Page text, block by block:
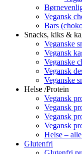
Vegansk
Bars
Snacks, kiks &
Veganske
Vegansk
Veganske
Vegansk
Veganske
Helse /Protein
Vegansk
Vegansk
Vegansk
Vegansk
Helse –
Glutenfri